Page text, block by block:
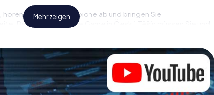
hören Sie feindliche Spione ab und bringen Sie
Bei diesem Escape Game in Český Těšín müssen Sie und
und erhalten Zugang zu Ihrer ganz persönlichen
Game macht Český Těšín zu Ihrem ganz persönlichen
Tickets in die Welt der Spionage und Geheimagenten und
Outdoor Escape Room!
Mehr zeigen